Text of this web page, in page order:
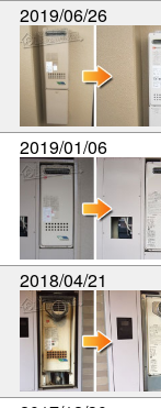
2019/06/26
2019/01/06
2018/04/21